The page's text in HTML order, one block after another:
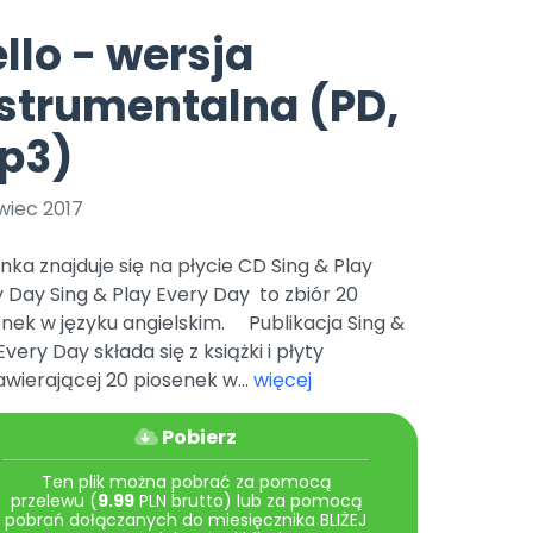
Archiwalne numery
Pomoc
Nowości
czerwca 2024 r. uzyskała
Online.
Bliżej Pieska
Pomoc zwierzętom
Książka (dla) Przedszkolaka
Promowanie czytelnictwa
TikTok
Zobacz nas na TikToku
YouTube
Filmy edukacyjne
- wersja
(PD,
2017
znajduje się na płycie CD Sing & Play
Day Sing & Play Every Day to zbiór 20
w języku angielskim. Publikacja Sing &
Day składa się z książki i płyty
20 piosenek w... więcej
Pobierz
Ten plik można pobrać za pomocą
przelewu (9.99PLN brutto) lub za pomocą
pobrań dołączanych do miesięcznika BLIŻEJ